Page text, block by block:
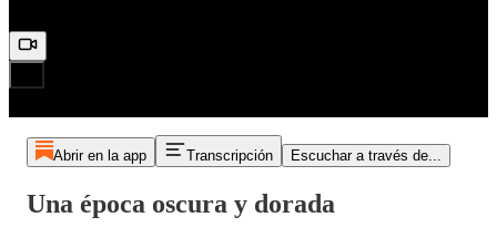
Abrir en la app Transcripción Escuchar a través de...
Una época oscura y dorada